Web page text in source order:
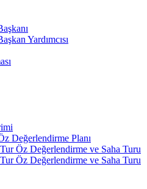
Yardımcısı
Değerlendirme Planı
Öz Değerlendirme ve Saha Turu
Öz Değerlendirme ve Saha Turu